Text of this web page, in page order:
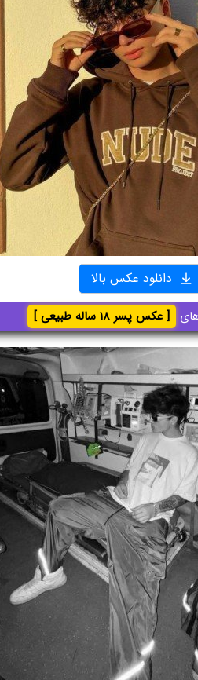
دانلود عکس بالا
[ عکس پسر ۱۸ ساله طبیعی ]